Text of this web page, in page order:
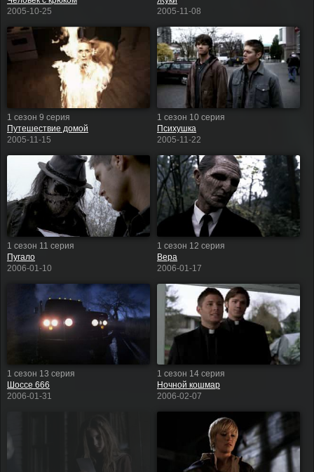
2005-10-25
2005-11-08
1 сезон 9 серия
Путешествие домой
2005-11-15
1 сезон 10 серия
Психушка
2005-11-22
1 сезон 11 серия
Пугало
2006-01-10
1 сезон 12 серия
Вера
2006-01-17
1 сезон 13 серия
Шоссе 666
2006-01-31
1 сезон 14 серия
Ночной кошмар
2006-02-07